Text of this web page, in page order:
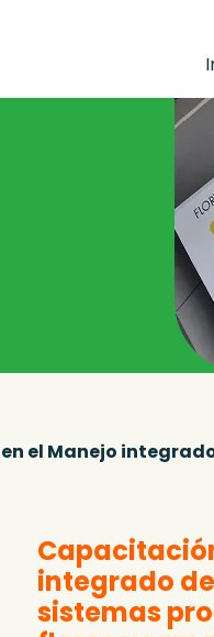
el Manejo
integrado
sistemas